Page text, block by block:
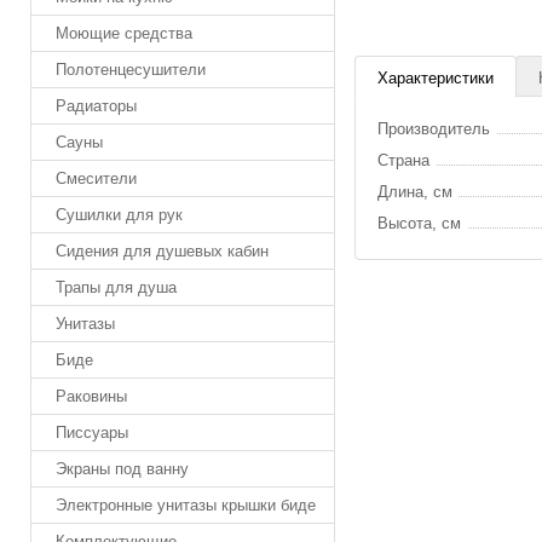
Моющие средства
Полотенцесушители
Радиаторы
Сауны
Смесители
Сушилки для рук
Сидения для душевых кабин
Трапы для душа
Унитазы
Биде
Раковины
Писсуары
Экраны под ванну
Электронные унитазы крышки биде
Характеристики
Производитель
Страна
Длина, см
Высота, см